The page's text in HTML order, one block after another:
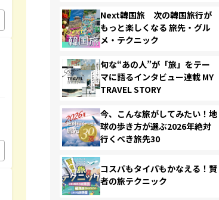
Next韓国旅 次の韓国旅行が
もっと楽しくなる 旅先・グル
メ・テクニック
旬な“あの人”が「旅」をテー
マに語るインタビュー連載 MY
TRAVEL STORY
今、こんな旅がしてみたい！地
球の歩き方が選ぶ2026年絶対
行くべき旅先30
コスパもタイパもかなえる！賢
者の旅テクニック